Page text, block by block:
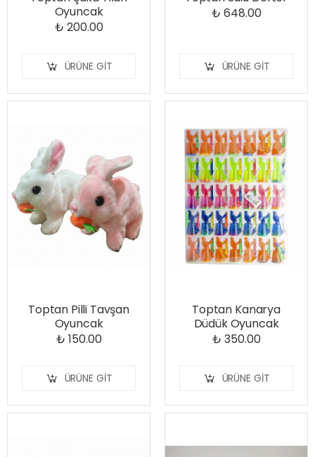
Oyuncak
₺ 200.00
ÜRÜNE GIT
₺ 648.00
ÜRÜNE GIT
Toptan Pilli Tavşan
Oyuncak
₺ 150.00
ÜRÜNE GIT
Toptan Kanarya
Düdük Oyuncak
₺ 350.00
ÜRÜNE GIT